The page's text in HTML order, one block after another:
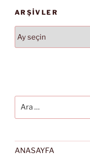
ARŞIVLER
ANASAYFA